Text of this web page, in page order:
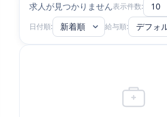
求人が見つかりません表示件数: 10
日付順: 新着順 給与順: デフォ